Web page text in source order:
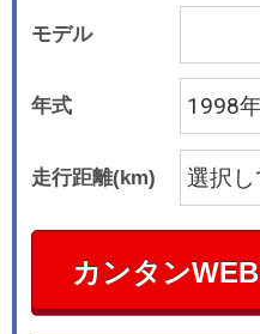
モデル
年式
走行距離(km)
カンタン